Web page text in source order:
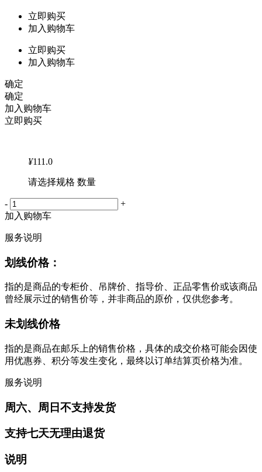
立即购买
加入购物车
立即购买
加入购物车
确定
确定
加入购物车
立即购买
¥111.0
请选择规格 数量
-
+
加入购物车
服务说明
划线价格：
指的是商品的专柜价、吊牌价、指导价、正品零售价或该商品
曾经展示过的销售价等，并非商品的原价，仅供您参考。
未划线价格
指的是商品在邮乐上的销售价格，具体的成交价格可能会因使
用优惠券、积分等发生变化，最终以订单结算页价格为准。
服务说明
周六、周日不支持发货
支持七天无理由退货
说明